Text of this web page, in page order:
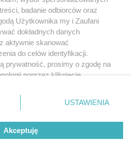
badanie odbiorców oraz
Użytkownika my i Zaufani
dokładnych danych
aktywnie skanować
do celów identyfikacji.
prywatność, prosimy o zgodę na
poprzez kliknięcie
przycisk ustawień prywatności
dolnym rogu strony
nie wymagają zgody
sprzeciwić się takiemu
będą miały zastosowanie tylko
USTAWIENIA
Akceptuję